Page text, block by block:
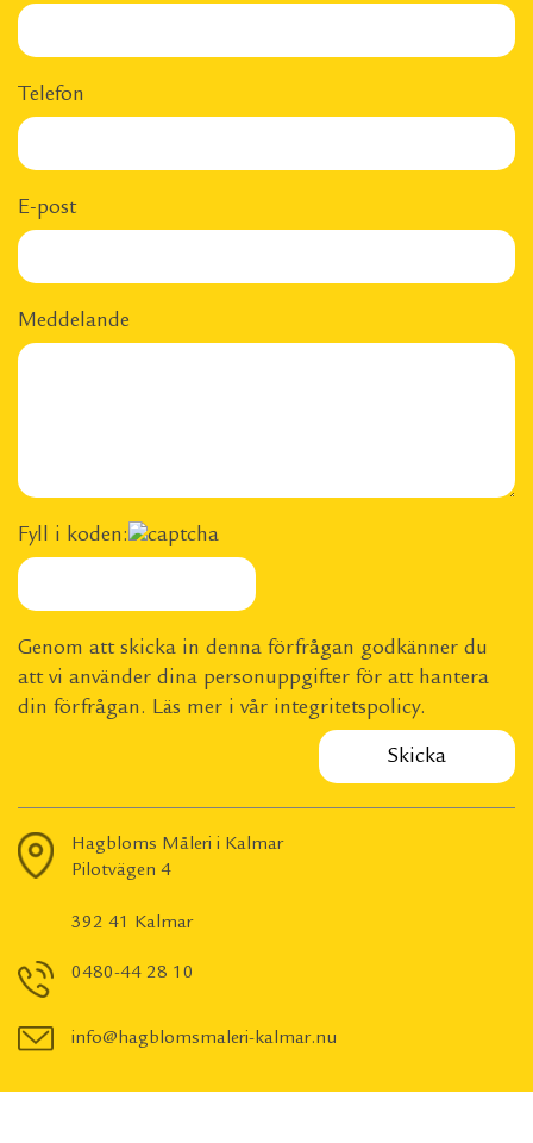
Telefon
E-post
Meddelande
Fyll i koden:
Genom att skicka in denna förfrågan godkänner du
att vi använder dina personuppgifter för att hantera
din förfrågan. Läs mer i vår integritetspolicy.
Hagbloms Måleri i Kalmar
Pilotvägen 4
392 41 Kalmar
0480-44 28 10
info@hagblomsmaleri-kalmar.nu